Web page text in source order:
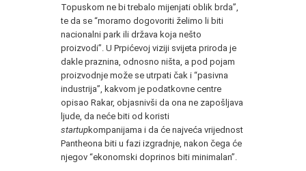
Topuskom ne bi trebalo mijenjati oblik brda”,
te da se “moramo dogovoriti želimo li biti
nacionalni park ili država koja nešto
proizvodi”. U Prpićevoj viziji svijeta priroda je
dakle praznina, odnosno ništa, a pod pojam
proizvodnje može se utrpati čak i “pasivna
industrija”, kakvom je podatkovne centre
opisao Rakar, objasnivši da ona ne zapošljava
ljude, da neće biti od koristi
startupkompanijama i da će najveća vrijednost
Pantheona biti u fazi izgradnje, nakon čega će
njegov “ekonomski doprinos biti minimalan”.